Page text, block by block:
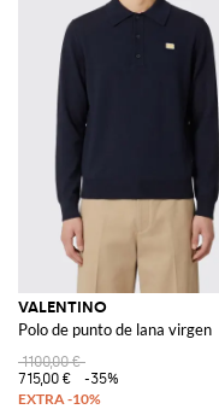
VALENTINO
Polo de punto de lana virgen
1100,00 €
715,00 €
-35%